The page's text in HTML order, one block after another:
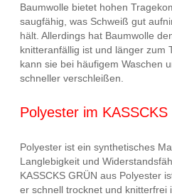
Baumwolle bietet hohen
saugfähig, was Schweiß gut
hält. Allerdings hat Baumwolle
knitteranfällig ist und länger zum
kann sie bei häufigem Waschen
schneller verschleißen.
Polyester im KASSCKS
Polyester ist ein synthetisches
Langlebigkeit und
KASSCKS GRÜN aus Polyester
er schnell trocknet und knitterfrei